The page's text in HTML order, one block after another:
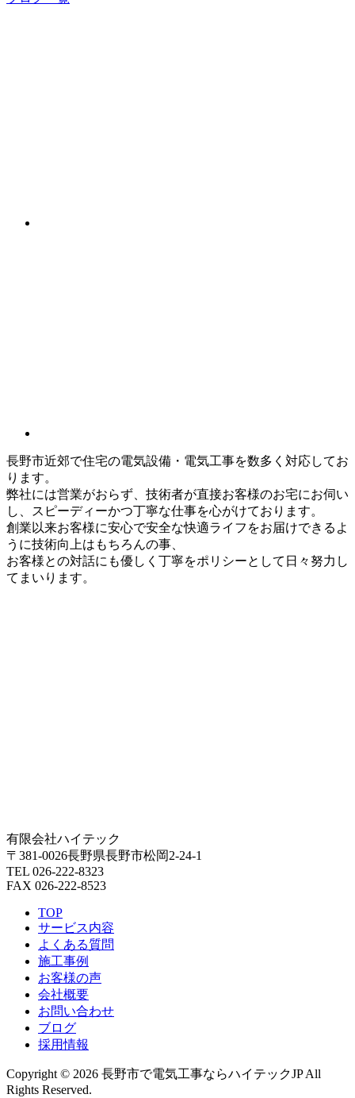
長野市近郊で住宅の電気設備・電気工事を数多く対応してお
ります。
弊社には営業がおらず、技術者が直接お客様のお宅にお伺い
し、スピーディーかつ丁寧な仕事を心がけております。
創業以来お客様に安心で安全な快適ライフをお届けできるよ
うに技術向上はもちろんの事、
お客様との対話にも優しく丁寧をポリシーとして日々努力し
てまいります。
有限会社ハイテック
〒381-0026長野県長野市松岡2-24-1
TEL 026-222-8323
FAX 026-222-8523
TOP
サービス内容
よくある質問
施工事例
お客様の声
会社概要
お問い合わせ
ブログ
採用情報
Copyright © 2026 長野市で電気工事ならハイテックJP All
Rights Reserved.